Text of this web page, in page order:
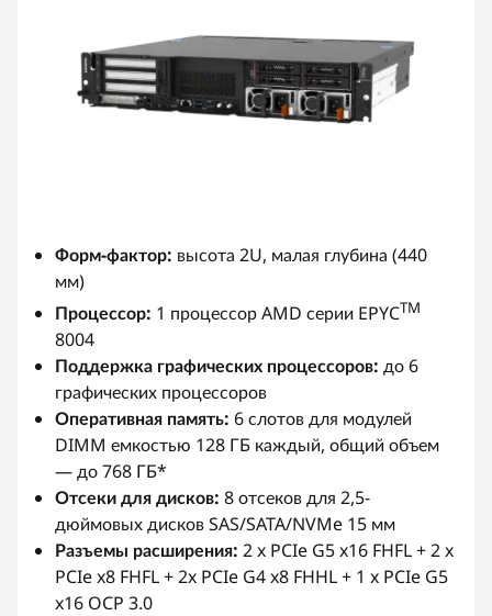
Форм-фактор: высота 2U, малая глубина (440
мм)
Процессор: 1 процессор AMD серии EPYCTM
8004
Поддержка графических процессоров: до 6
графических процессоров
Оперативная память: 6 слотов для модулей
DIMM емкостью 128 ГБ каждый, общий объем
— до 768 ГБ*
Отсеки для дисков: 8 отсеков для 2,5-
дюймовых дисков SAS/SATA/NVMe 15 мм
Разъемы расширения: 2 x PCIe G5 x16 FHFL + 2 x
PCIe x8 FHFL + 2x PCIe G4 x8 FHHL + 1 x PCIe G5
x16 OCP 3.0